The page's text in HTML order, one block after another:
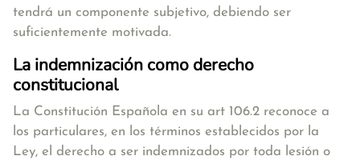
tendrá un componente subjetivo, debiendo ser
suficientemente motivada.
La indemnización como derecho
constitucional
La Constitución Española en su art 106.2 reconoce a
los particulares, en los términos establecidos por la
Ley, el derecho a ser indemnizados por toda lesión o